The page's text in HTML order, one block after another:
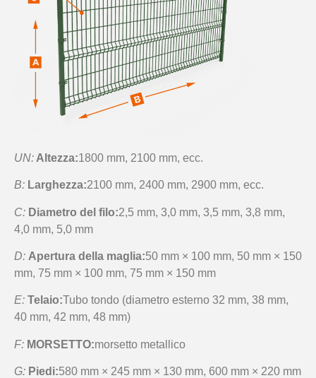
UN: Altezza:1800 mm, 2100 mm, ecc.
B: Larghezza:2100 mm, 2400 mm, 2900 mm, ecc.
C: Diametro del filo:2,5 mm, 3,0 mm, 3,5 mm, 3,8 mm,
4,0 mm, 5,0 mm
D: Apertura della maglia:50 mm × 100 mm, 50 mm × 150
mm, 75 mm × 100 mm, 75 mm × 150 mm
E: Telaio:Tubo tondo (diametro esterno 32 mm, 38 mm,
40 mm, 42 mm, 48 mm)
F: MORSETTO:morsetto metallico
G: Piedi:580 mm × 245 mm × 130 mm, 600 mm × 220 mm